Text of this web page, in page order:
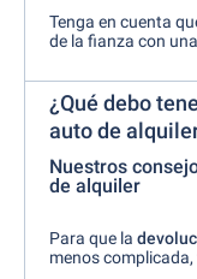
Tenga en cuenta
de la fianza con
¿Qué debo
auto de
Nuestros
de alquiler
Para que la
menos